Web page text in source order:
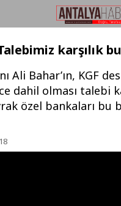
karşılık
Ali Bahar’ın, KGF
dahil olması talebi
özel bankaları